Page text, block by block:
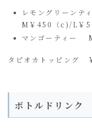
レモングリーンテ
M￥450（c)/L￥
マンゴーティー
タピオカトッピング
ボトルドリンク